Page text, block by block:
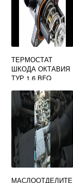
ТЕРМОСТАТ
ШКОДА ОКТАВИЯ
ТУР 1.6 BFQ
МАСЛООТДЕЛИТЕ